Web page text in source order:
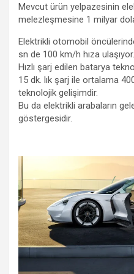
Mevcut ürün yelpazesinin
melezleşmesine 1 milyar
Elektrikli otomobil
sn de 100 km/h hıza ulaşıyor.
Hızlı şarj edilen batarya
15 dk. lık şarj ile ortalama
teknolojik gelişimdir.
Bu da elektrikli arabaların
göstergesidir.